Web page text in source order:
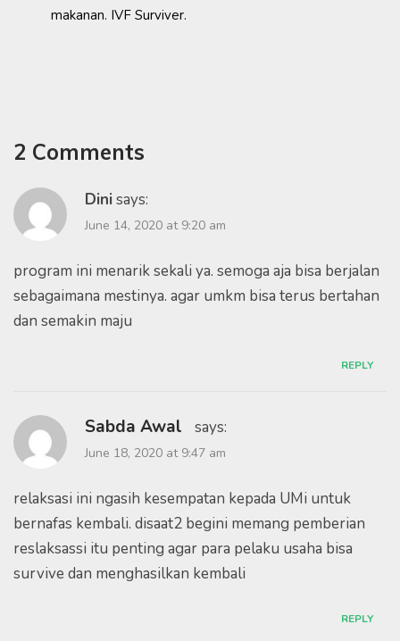
makanan. IVF Surviver.
2 Comments
Dinisays:
June 14, 2020 at 9:20 am
program ini menarik sekali ya. semoga aja bisa berjalan
sebagaimana mestinya. agar umkm bisa terus bertahan
dan semakin maju
REPLY
Sabda Awal says:
June 18, 2020 at 9:47 am
relaksasi ini ngasih kesempatan kepada UMi untuk
bernafas kembali. disaat2 begini memang pemberian
reslaksassi itu penting agar para pelaku usaha bisa
survive dan menghasilkan kembali
REPLY